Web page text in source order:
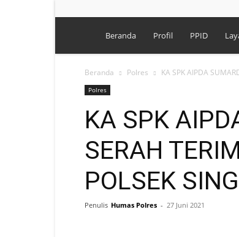
Polres
Singkawang
Beranda Profil PPID
Beranda Polres KA SPK AIPDA
Polres
KA SPK
SERAH
POLSEK
Penulis Humas Polres - 27 Juni 2021